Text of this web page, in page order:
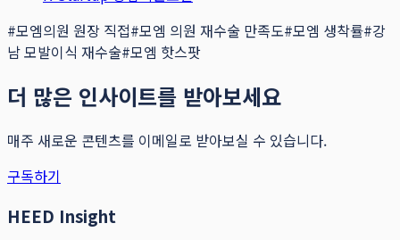
#모엠의원 원장 직접#모엠 의원 재수술 만족도#모엠 생착률#강
남 모발이식 재수술#모엠 핫스팟
더 많은 인사이트를 받아보세요
매주 새로운 콘텐츠를 이메일로 받아보실 수 있습니다.
구독하기
HEED Insight